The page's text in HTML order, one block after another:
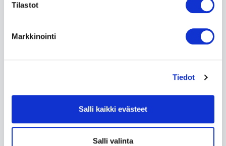
Tilastot
Markkinointi
Tiedot
Salli kaikki evästeet
Salli valinta